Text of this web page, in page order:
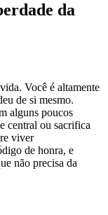
da
Você é altamente
de si mesmo.
alguns poucos
central ou sacrifica
viver
de honra, e
não precisa da